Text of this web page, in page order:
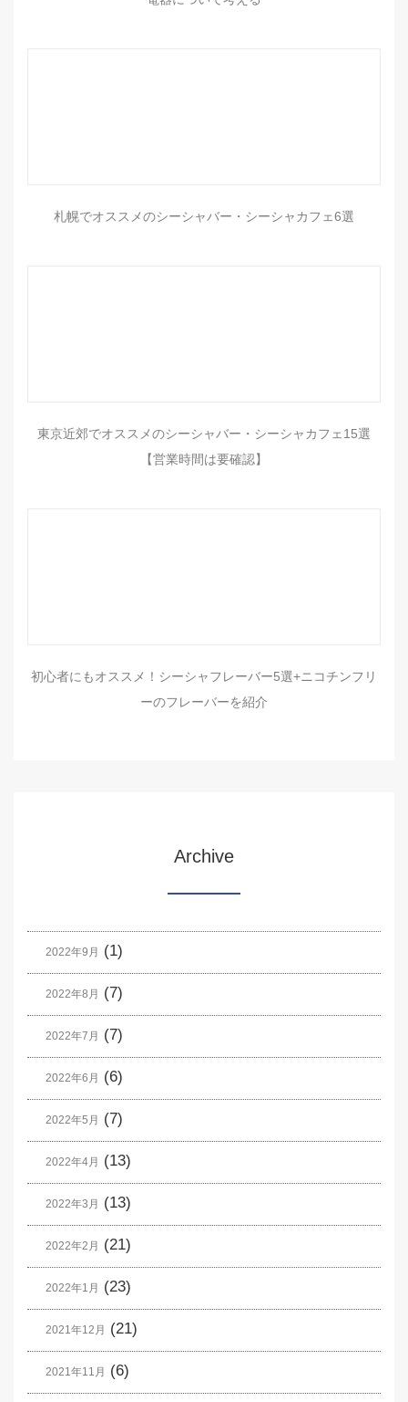
札幌でオススメのシーシャバー・シーシャカフェ6選
東京近郊でオススメのシーシャバー・シーシャカフェ15選
【営業時間は要確認】
初心者にもオススメ！シーシャフレーバー5選+ニコチンフリ
ーのフレーバーを紹介
Archive
2022年9月 (1)
2022年8月 (7)
2022年7月 (7)
2022年6月 (6)
2022年5月 (7)
2022年4月 (13)
2022年3月 (13)
2022年2月 (21)
2022年1月 (23)
2021年12月 (21)
2021年11月 (6)